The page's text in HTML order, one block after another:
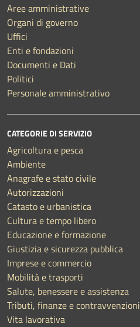
Aree amministrative
Organi di governo
Uffici
Enti e fondazioni
Documenti e Dati
Politici
Personale amministrativo
CATEGORIE DI SERVIZIO
Agricoltura e pesca
Ambiente
Anagrafe e stato civile
Autorizzazioni
Catasto e urbanistica
Cultura e tempo libero
Educazione e formazione
Giustizia e sicurezza pubblica
Imprese e commercio
Mobilità e trasporti
Salute, benessere e assistenza
Tributi, finanze e contravvenzioni
Vita lavorativa